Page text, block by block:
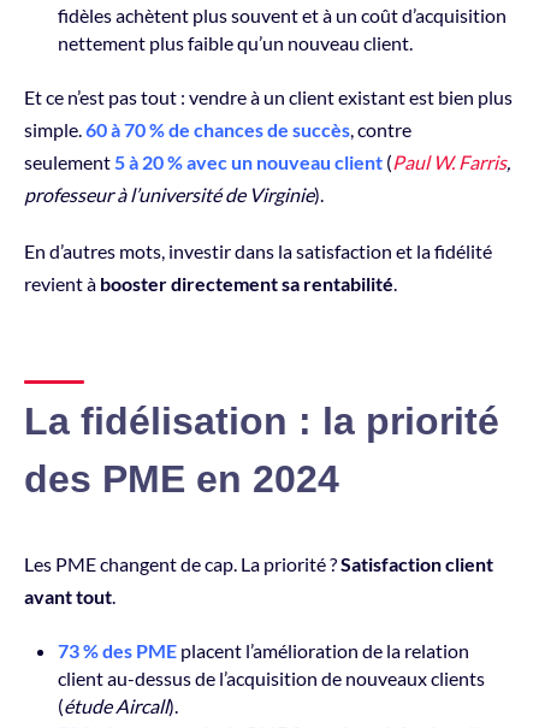
fidèles achètent plus souvent et à un coût d’acquisition
nettement plus faible qu’un nouveau client.
Et ce n’est pas tout : vendre à un client existant est bien plus
simple. 60 à 70 % de chances de succès , contre
seulement 5 à 20 % avec un nouveau client (Paul W. Farris,
professeur à l’université de Virginie).
En d’autres mots, investir dans la satisfaction et la fidélité
revient à booster directement sa rentabilité
La fidélisation : la priorité
des PME en 2024
Les PME changent de cap. La priorité ?Satisfaction client
avant tout
73 % des PME placent l’amélioration de la relation
client au-dessus de l’acquisition de nouveaux clients
(étude Aircall).